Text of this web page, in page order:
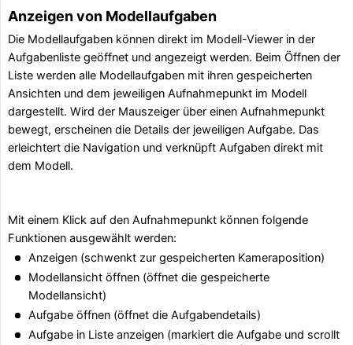
Anzeigen von Modellaufgaben
Die Modellaufgaben können direkt im Modell-Viewer in der
Aufgabenliste geöffnet und angezeigt werden. Beim Öffnen der
Liste werden alle Modellaufgaben mit ihren gespeicherten
Ansichten und dem jeweiligen Aufnahmepunkt im Modell
dargestellt. Wird der Mauszeiger über einen Aufnahmepunkt
bewegt, erscheinen die Details der jeweiligen Aufgabe. Das
erleichtert die Navigation und verknüpft Aufgaben direkt mit
dem Modell.
Mit einem Klick auf den Aufnahmepunkt können folgende
Funktionen ausgewählt werden:
Anzeigen (schwenkt zur gespeicherten Kameraposition)
Modellansicht öffnen (öffnet die gespeicherte
Modellansicht)
Aufgabe öffnen (öffnet die Aufgabendetails)
Aufgabe in Liste anzeigen (markiert die Aufgabe und scrollt